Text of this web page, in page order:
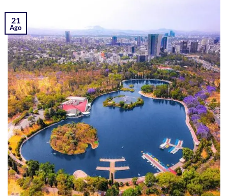
21
Ago